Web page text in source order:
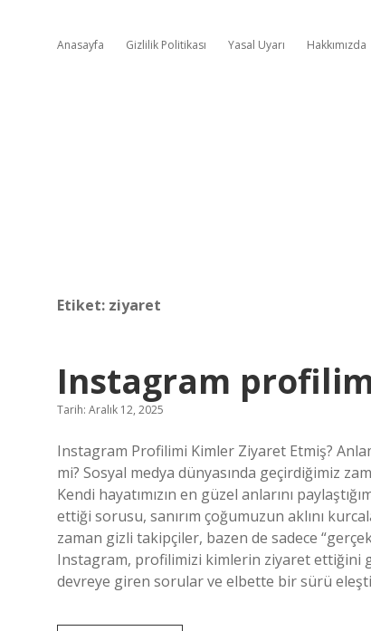
Anasayfa Gizlilik Politikası Yasal Uyarı Hakkımızda
Etiket: ziyaret
Instagram
Tarih: Aralık 12, 2025
Instagram Profilimi Kimler Ziyaret Etmiş?
mi? Sosyal medya dünyasında geçirdiğimiz
Kendi hayatımızın en güzel anlarını
ettiği sorusu, sanırım çoğumuzun aklını
zaman gizli takipçiler, bazen de sadece
Instagram, profilimizi kimlerin ziyaret ettiğini
devreye giren sorular ve elbette bir sürü